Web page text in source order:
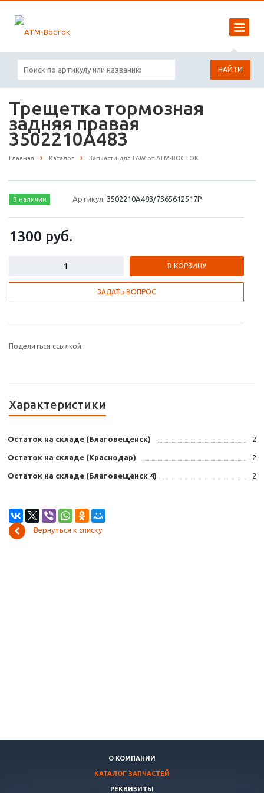
НАЙТИ
Трещетка тормозная
задняя правая
3502210A483
Главная Каталог Запчасти для FAW от АТМ-ВОСТОК
В наличии Артикул: 3502210A483/7365612517P
1300 руб.
В КОРЗИНУ
ЗАДАТЬ ВОПРОС
Поделиться ссылкой:
Характеристики
Остаток на складе (Благовещенск) 2
Остаток на складе (Краснодар) 2
Остаток на складе (Благовещенск 4) 2
Вернуться к списку
О КОМПАНИИ
КАТАЛОГ ЗАПЧАСТЕЙ
РЕКВИЗИТЫ